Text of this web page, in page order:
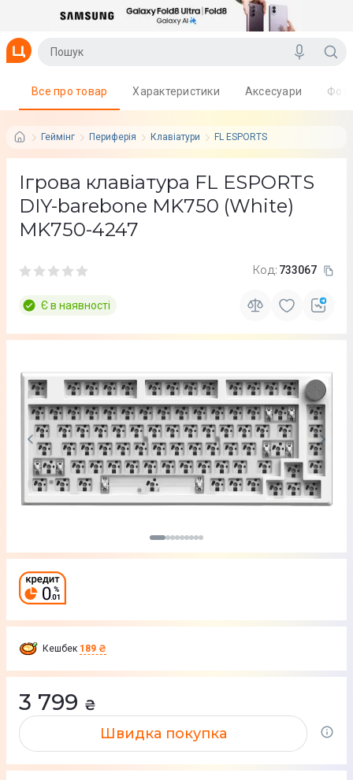
Геймінг Периферія Клавіатури FL ESPORTS
Все про товар Характеристики Аксесуари
Ігрова клавіатура FL ESPORTS
DIY-barebone MK750 (White)
MK750-4247
Код: 733067
Є в наявності
Кешбек 189 ₴
3 799 ₴
Швидка покупка